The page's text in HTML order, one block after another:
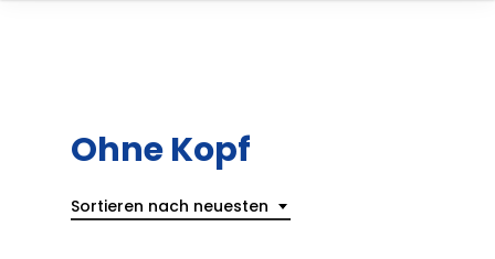
Ohne Kopf
Sortieren nach neuesten